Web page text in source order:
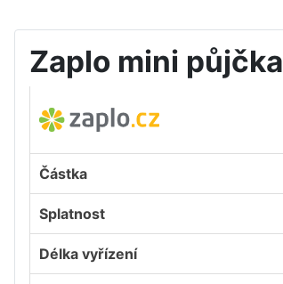
Zaplo mini půjčka
Částka
Splatnost
Délka vyřízení